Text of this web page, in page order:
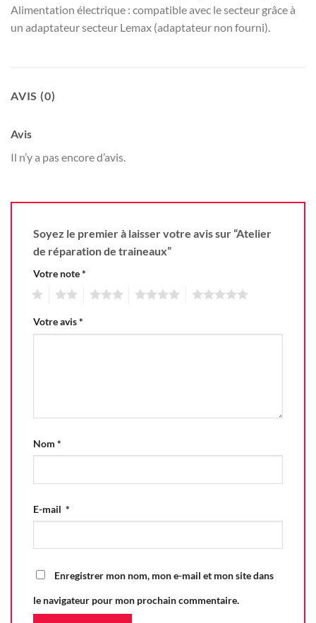
Alimentation électrique : compatible avec le secteur grâce à
un adaptateur secteur Lemax (adaptateur non fourni).
AVIS (0)
Avis
Il n’y a pas encore d’avis.
Soyez le premier à laisser votre avis sur “Atelier
de réparation de traineaux”
Votre note*
Votre avis*
Nom *
E-mail *
Enregistrer mon nom, mon e-mail et mon site dans
le navigateur pour mon prochain commentaire.